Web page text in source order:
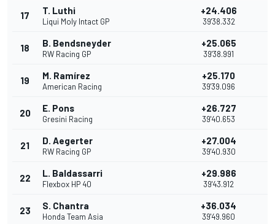
17 T. Luthi
Liqui Moly Intact GP
+24.406
39'38.332
18 B. Bendsneyder
RW Racing GP
+25.065
39'38.991
19 M. Ramírez
American Racing
+25.170
39'39.096
20 E. Pons
Gresini Racing
+26.727
39'40.653
21 D. Aegerter
RW Racing GP
+27.004
39'40.930
22 L. Baldassarri
Flexbox HP 40
+29.986
39'43.912
23 S. Chantra
Honda Team Asia
+36.034
39'49.960